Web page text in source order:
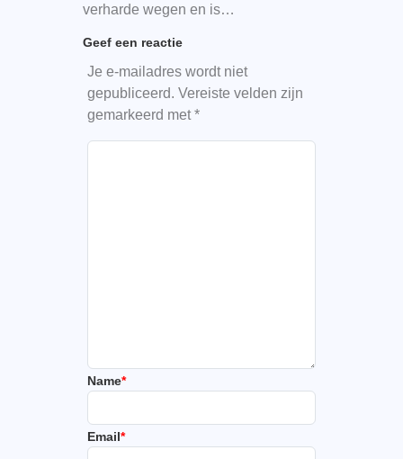
verharde wegen en is…
Geef een reactie
Je e-mailadres wordt niet
gepubliceerd. Vereiste velden zijn
gemarkeerd met*
Name*
Email*